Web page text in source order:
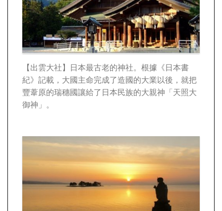
【出雲大社】
日本最古老的神社。根據《日本書
紀》記載，大國主命完成了造國的大業以後，就把
豐葦原的瑞穗國讓給了日本民族的大親神「天照大
御神」。